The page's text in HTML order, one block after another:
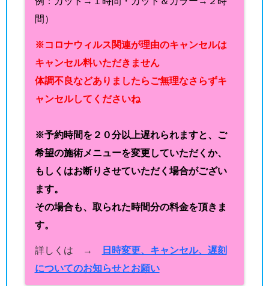
間）
※コロナウィルス関連が理由のキャンセルは
キャンセル料いただきません
体調不良などありましたらご無理なさらずキ
ャンセルしてくださいね
※予約時間を２０分以上遅れられますと、ご
希望の施術メニューを変更していただくか、
もしくはお断りさせていただく場合がござい
ます。
その場合も、取られた時間分の料金を頂きま
す。
詳しくは →
日時変更、キャンセル、遅刻
についてのお知らせとお願い